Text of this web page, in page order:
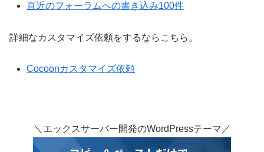
直近のフォーラムへの書き込み100件
詳細なカスタマイズ依頼をするならこちら。
Cocoonカスタマイズ依頼
＼エックスサーバー開発のWordPressテーマ／